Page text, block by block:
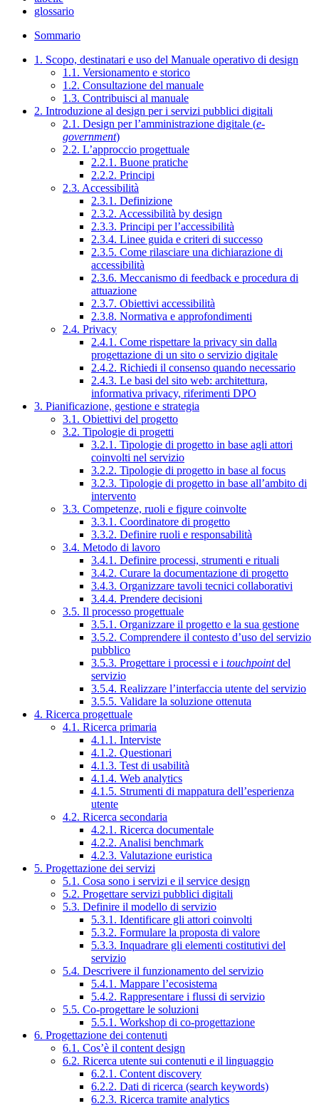
glossario
Sommario
1. Scopo, destinatari e uso del Manuale operativo di design
1.1. Versionamento e storico
1.2. Consultazione del manuale
1.3. Contribuisci al manuale
2. Introduzione al design per i servizi pubblici digitali
2.1. Design per l’amministrazione digitale (e-
government)
2.2. L’approccio progettuale
2.2.1. Buone pratiche
2.2.2. Principi
2.3. Accessibilità
2.3.1. Definizione
2.3.2. Accessibilità by design
2.3.3. Principi per l’accessibilità
2.3.4. Linee guida e criteri di successo
2.3.5. Come rilasciare una dichiarazione di
accessibilità
2.3.6. Meccanismo di feedback e procedura di
attuazione
2.3.7. Obiettivi accessibilità
2.3.8. Normativa e approfondimenti
2.4. Privacy
2.4.1. Come rispettare la privacy sin dalla
progettazione di un sito o servizio digitale
2.4.2. Richiedi il consenso quando necessario
2.4.3. Le basi del sito web: architettura,
informativa privacy, riferimenti DPO
3. Pianificazione, gestione e strategia
3.1. Obiettivi del progetto
3.2. Tipologie di progetti
3.2.1. Tipologie di progetto in base agli attori
coinvolti nel servizio
3.2.2. Tipologie di progetto in base al focus
3.2.3. Tipologie di progetto in base all’ambito di
intervento
3.3. Competenze, ruoli e figure coinvolte
3.3.1. Coordinatore di progetto
3.3.2. Definire ruoli e responsabilità
3.4. Metodo di lavoro
3.4.1. Definire processi, strumenti e rituali
3.4.2. Curare la documentazione di progetto
3.4.3. Organizzare tavoli tecnici collaborativi
3.4.4. Prendere decisioni
3.5. Il processo progettuale
3.5.1. Organizzare il progetto e la sua gestione
3.5.2. Comprendere il contesto d’uso del servizio
pubblico
3.5.3. Progettare i processi e i touchpointdel
servizio
3.5.4. Realizzare l’interfaccia utente del servizio
3.5.5. Validare la soluzione ottenuta
4. Ricerca progettuale
4.1. Ricerca primaria
4.1.1. Interviste
4.1.2. Questionari
4.1.3. Test di usabilità
4.1.4. Web analytics
4.1.5. Strumenti di mappatura dell’esperienza
utente
4.2. Ricerca secondaria
4.2.1. Ricerca documentale
4.2.2. Analisi benchmark
4.2.3. Valutazione euristica
5. Progettazione dei servizi
5.1. Cosa sono i servizi e il service design
5.2. Progettare servizi pubblici digitali
5.3. Definire il modello di servizio
5.3.1. Identificare gli attori coinvolti
5.3.2. Formulare la proposta di valore
5.3.3. Inquadrare gli elementi costitutivi del
servizio
5.4. Descrivere il funzionamento del servizio
5.4.1. Mappare l’ecosistema
5.4.2. Rappresentare i flussi di servizio
5.5. Co-progettare le soluzioni
5.5.1. Workshop di co-progettazione
6. Progettazione dei contenuti
6.1. Cos’è il content design
6.2. Ricerca utente sui contenuti e il linguaggio
6.2.1. Content discovery
6.2.2. Dati di ricerca (search keywords)
6.2.3. Ricerca tramite analytics